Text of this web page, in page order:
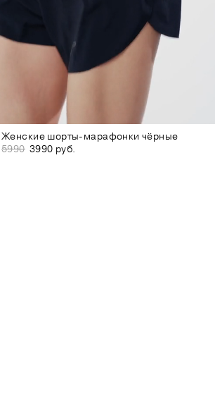
Женские шорты-марафонки чёрные
5990 3990 руб.